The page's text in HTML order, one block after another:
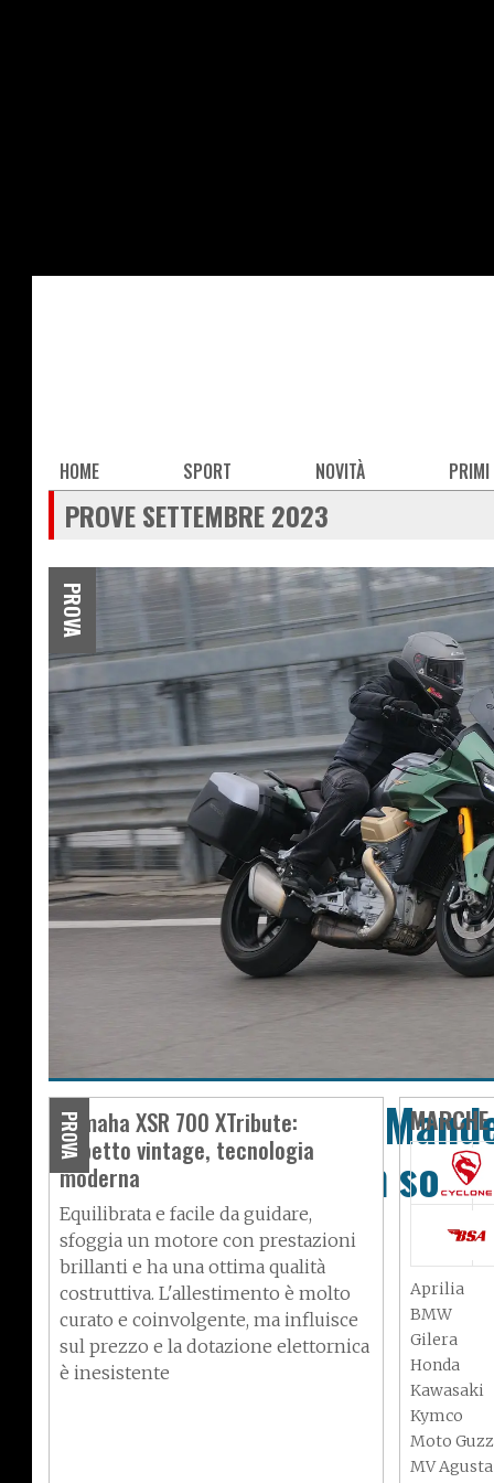
Main
navigation
HOME SPORT NOVITÀ PRIMI
PROVE SETTEMBRE 2023
PROVA
Moto Guzzi V100
viaggiare ma non solo
PROVA
Yamaha XSR 700 XTribute:
aspetto vintage, tecnologia
moderna
Equilibrata e facile da guidare,
sfoggia un motore con prestazioni
brillanti e ha una ottima qualità
costruttiva. L'allestimento è molto
curato e coinvolgente, ma influisce
sul prezzo e la dotazione elettornica
è inesistente
Aprilia
BMW
Gilera
Honda
Kawasaki
Kymco
Moto
MV Agusta